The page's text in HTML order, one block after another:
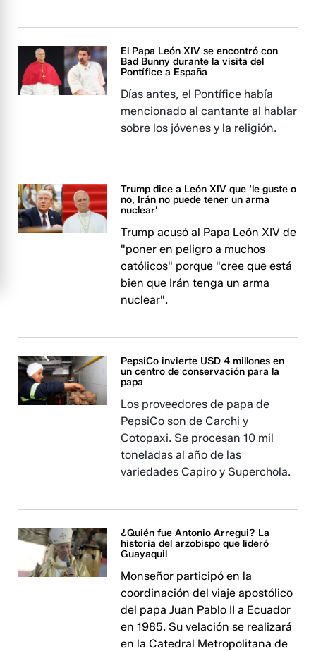
El Papa León XIV se encontró con
Bad Bunny durante la visita del
Pontífice a España
Días antes, el Pontífice había
mencionado al cantante al hablar
sobre los jóvenes y la religión.
Trump dice a León XIV que ‘le guste o
no, Irán no puede tener un arma
nuclear’
Trump acusó al Papa León XIV de
"poner en peligro a muchos
católicos" porque "cree que está
bien que Irán tenga un arma
nuclear".
PepsiCo invierte USD 4 millones en
un centro de conservación para la
papa
Los proveedores de papa de
PepsiCo son de Carchi y
Cotopaxi. Se procesan 10 mil
toneladas al año de las
variedades Capiro y Superchola.
¿Quién fue Antonio Arregui? La
historia del arzobispo que lideró
Guayaquil
Monseñor participó en la
coordinación del viaje apostólico
del papa Juan Pablo II a Ecuador
en 1985. Su velación se realizará
en la Catedral Metropolitana de